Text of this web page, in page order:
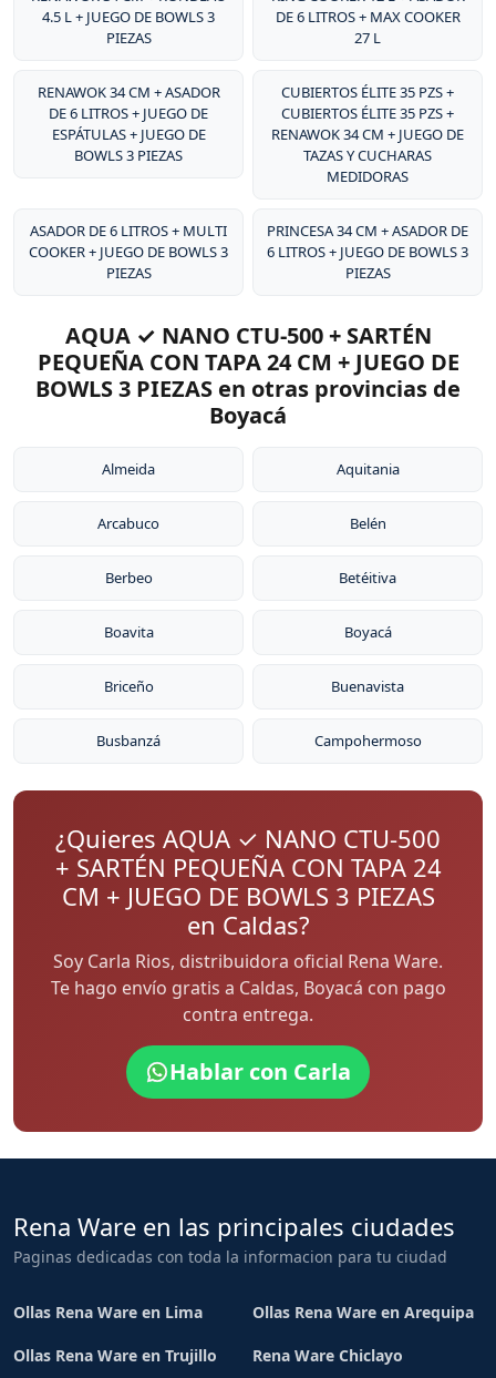
4.5 L + JUEGO DE BOWLS 3
PIEZAS
DE 6 LITROS + MAX COOKER
27 L
RENAWOK 34 CM + ASADOR
DE 6 LITROS + JUEGO DE
ESPÁTULAS + JUEGO DE
BOWLS 3 PIEZAS
CUBIERTOS ÉLITE 35 PZS +
CUBIERTOS ÉLITE 35 PZS +
RENAWOK 34 CM + JUEGO DE
TAZAS Y CUCHARAS
MEDIDORAS
ASADOR DE 6 LITROS + MULTI
COOKER + JUEGO DE BOWLS 3
PIEZAS
PRINCESA 34 CM + ASADOR DE
6 LITROS + JUEGO DE BOWLS 3
PIEZAS
AQUA ✓ NANO CTU-500 + SARTÉN
PEQUEÑA CON TAPA 24 CM + JUEGO DE
BOWLS 3 PIEZAS en otras provincias de
Boyacá
Almeida Aquitania
Arcabuco Belén
Berbeo Betéitiva
Boavita Boyacá
Briceño Buenavista
Busbanzá Campohermoso
¿Quieres AQUA ✓ NANO CTU-500
+ SARTÉN PEQUEÑA CON TAPA 24
CM + JUEGO DE BOWLS 3 PIEZAS
en Caldas?
Soy Carla Rios, distribuidora oficial Rena Ware.
Te hago envío gratis a Caldas, Boyacá con pago
contra entrega.
Hablar con Carla
Rena Ware en las principales ciudades
Paginas dedicadas con toda la informacion para tu ciudad
Ollas Rena Ware en Lima Ollas Rena Ware en Arequipa
Ollas Rena Ware en Trujillo Rena Ware Chiclayo